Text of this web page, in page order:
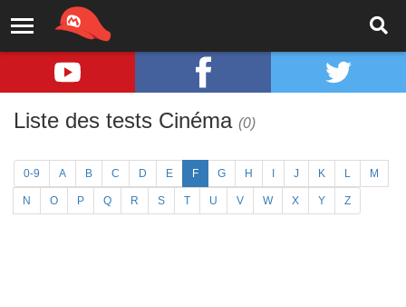
Liste des tests Cinéma (0)
0-9 A B C D E F G H J K L M
N O P Q R S T U V W X Y Z